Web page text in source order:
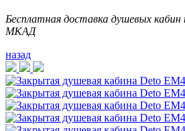
Бесплатная доставка душевых кабин
МКАД
назад